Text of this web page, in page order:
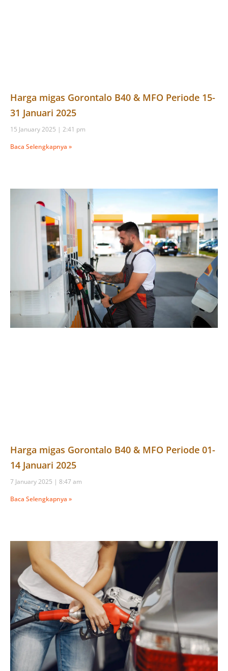
Harga migas Gorontalo B40 & MFO Periode 15-
31 Januari 2025
15 January 2025
2:41 pm
Baca Selengkapnya »
Harga migas Gorontalo B40 & MFO Periode 01-
14 Januari 2025
7 January 2025
8:47 am
Baca Selengkapnya »